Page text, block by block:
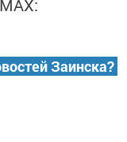
Заинска?